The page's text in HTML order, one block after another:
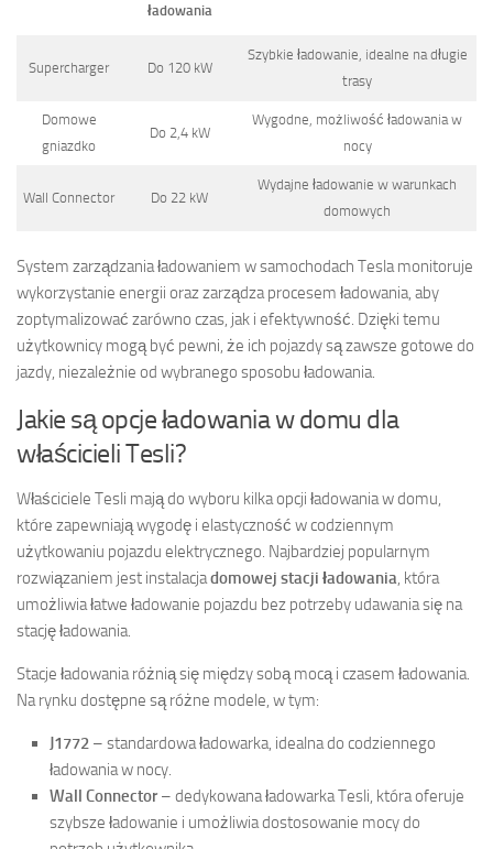
ładowania
Supercharger Do 120 kW
Szybkie ładowanie, idealne na długie
trasy
Domowe
gniazdko
Do 2,4 kW
Wygodne, możliwość ładowania w
nocy
Wall Connector Do 22 kW
Wydajne ładowanie w warunkach
domowych
System zarządzania ładowaniem w samochodach Tesla monitoruje
wykorzystanie energii oraz zarządza procesem ładowania, aby
zoptymalizować zarówno czas, jak i efektywność. Dzięki temu
użytkownicy mogą być pewni, że ich pojazdy są zawsze gotowe do
jazdy, niezależnie od wybranego sposobu ładowania.
Jakie są opcje ładowania w domu dla
właścicieli Tesli?
Właściciele Tesli mają do wyboru kilka opcji ładowania w domu,
które zapewniają wygodę i elastyczność w codziennym
użytkowaniu pojazdu elektrycznego. Najbardziej popularnym
rozwiązaniem jest instalacjadomowej stacji ładowania, która
umożliwia łatwe ładowanie pojazdu bez potrzeby udawania się na
stację ładowania.
Stacje ładowania różnią się między sobą mocą i czasem ładowania.
Na rynku dostępne są różne modele, w tym:
J1772 – standardowa ładowarka, idealna do codziennego
ładowania w nocy.
Wall Connector– dedykowana ładowarka Tesli, która oferuje
szybsze ładowanie i umożliwia dostosowanie mocy do